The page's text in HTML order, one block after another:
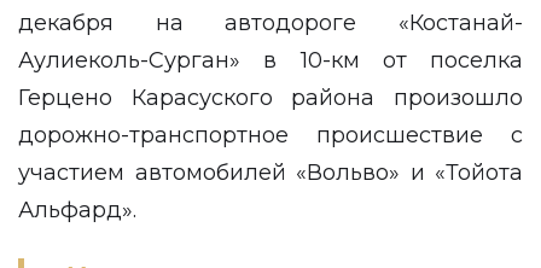
декабря на автодороге «Костанай-
Аулиеколь-Сурган» в 10-км от поселка
Герцено Карасуского района произошло
дорожно-транспортное происшествие с
участием автомобилей «Вольво» и «Тойота
Альфард».